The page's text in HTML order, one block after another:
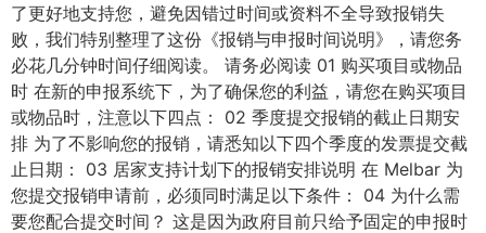
了更好地支持您，避免因错过时间或资料不全导致报销失
败，我们特别整理了这份《报销与申报时间说明》，请您务
必花几分钟时间仔细阅读。 请务必阅读 01 购买项目或物品
时 在新的申报系统下，为了确保您的利益，请您在购买项目
或物品时，注意以下四点： 02 季度提交报销的截止日期安
排 为了不影响您的报销，请悉知以下四个季度的发票提交截
止日期： 03 居家支持计划下的报销安排说明 在 Melbar 为
您提交报销申请前，必须同时满足以下条件： 04 为什么需
要您配合提交时间？ 这是因为政府目前只给予固定的申报时